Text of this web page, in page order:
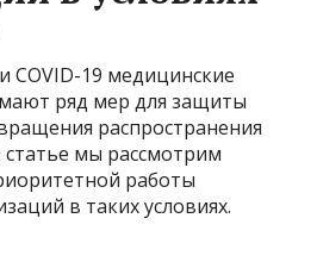
COVID-19 медицинские
ряд мер для защиты
распространения
мы рассмотрим
работы
в таких условиях.